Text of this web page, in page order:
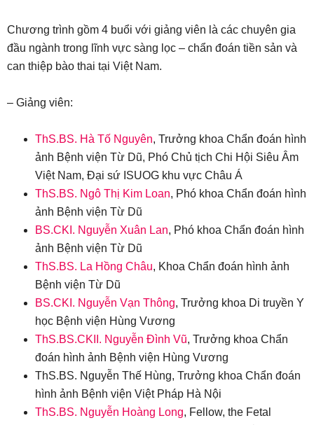
Chương trình gồm 4 buổi với giảng viên là các chuyên gia
đầu ngành trong lĩnh vực sàng lọc – chẩn đoán tiền sản và
can thiệp bào thai tại Việt Nam.
– Giảng viên:
ThS.BS. Hà Tố Nguyên, Trưởng khoa Chẩn đoán hình
ảnh Bệnh viện Từ Dũ, Phó Chủ tịch Chi Hội Siêu Âm
Việt Nam, Đại sứ ISUOG khu vực Châu Á
ThS.BS. Ngô Thị Kim Loan, Phó khoa Chẩn đoán hình
ảnh Bệnh viện Từ Dũ
BS.CKI. Nguyễn Xuân Lan, Phó khoa Chẩn đoán hình
ảnh Bệnh viện Từ Dũ
ThS.BS. La Hồng Châu, Khoa Chẩn đoán hình ảnh
Bệnh viện Từ Dũ
BS.CKI. Nguyễn Vạn Thông, Trưởng khoa Di truyền Y
học Bệnh viện Hùng Vương
ThS.BS.CKII. Nguyễn Đình Vũ, Trưởng khoa Chẩn
đoán hình ảnh Bệnh viện Hùng Vương
ThS.BS. Nguyễn Thế Hùng, Trưởng khoa Chẩn đoán
hình ảnh Bệnh viện Việt Pháp Hà Nội
ThS.BS. Nguyễn Hoàng Long, Fellow, the Fetal